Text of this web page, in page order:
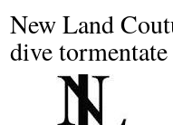
New Land
dive